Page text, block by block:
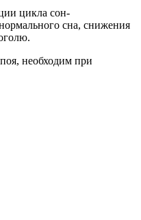
цикла сон-
сна, снижения
необходим при